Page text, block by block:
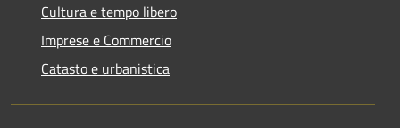
Cultura e tempo libero
Imprese e Commercio
Catasto e urbanistica